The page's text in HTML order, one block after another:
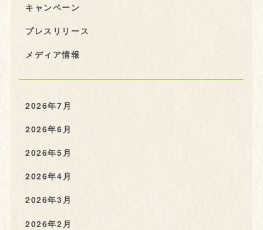
キャンペーン
プレスリリース
メディア情報
2026年7月
2026年6月
2026年5月
2026年4月
2026年3月
2026年2月